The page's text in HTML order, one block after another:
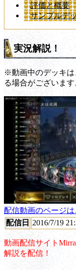
評価と概要
サンプルデ
実況解説！
※動画中のデッキは
る場合がございます
配信動画のページは
配信日
2016/7/19
動画配信サイト
解説を配信！